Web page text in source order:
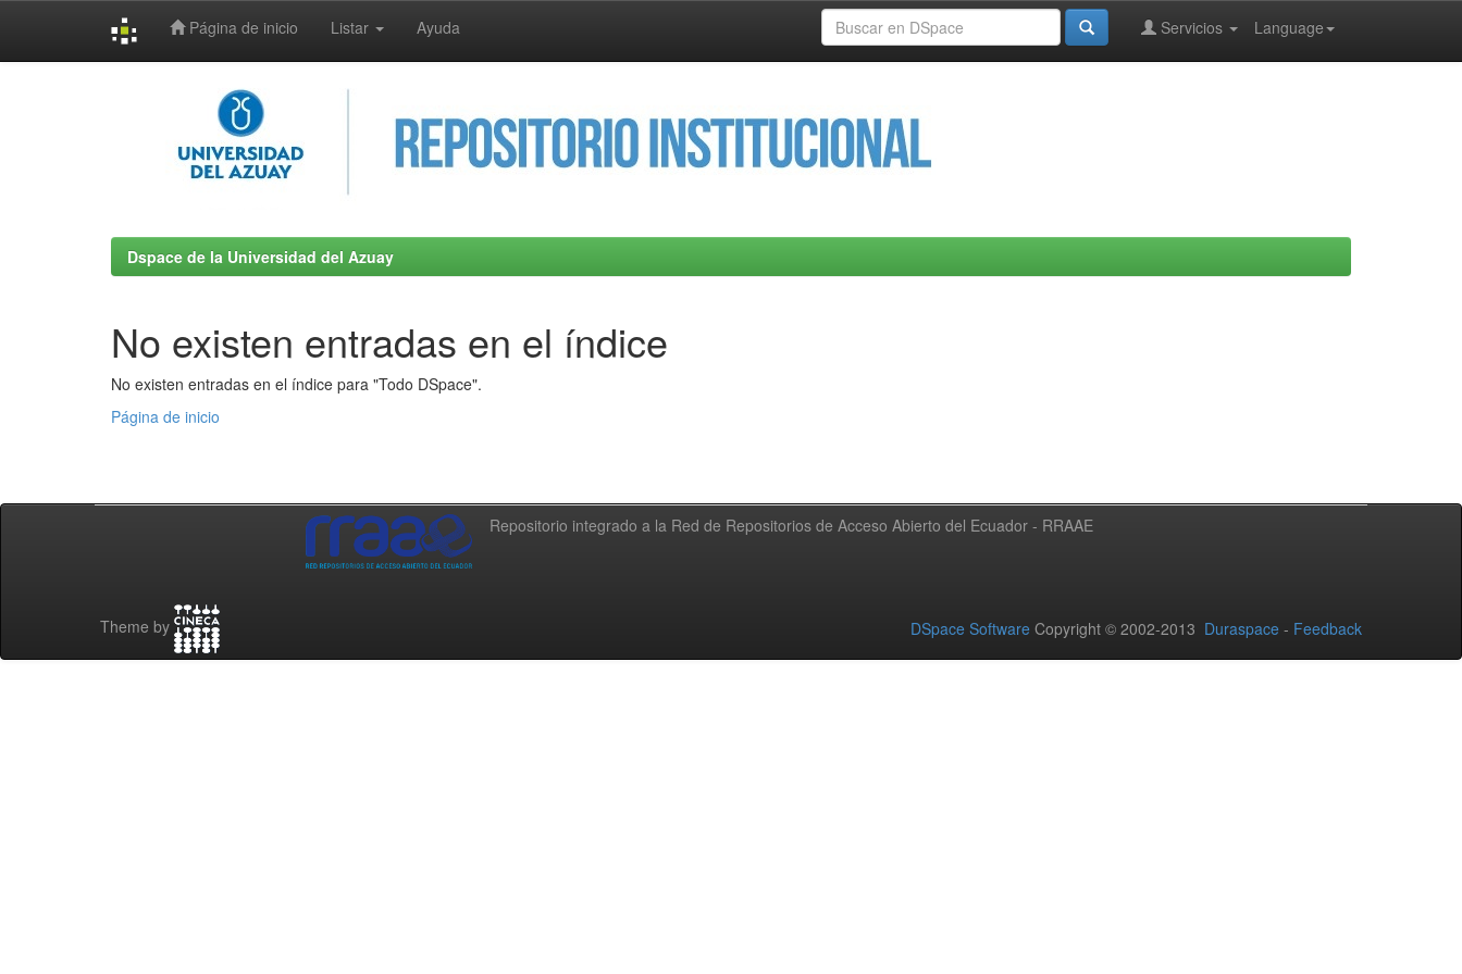
Página de inicio Listar Ayuda Language
Servicios
Dspace de la Universidad del Azuay
No existen entradas en el índice
No existen entradas en el índice para "Todo DSpace".
Página de inicio
Repositorio integrado a la Red de Repositorios de Acceso Abierto del Ecuador - RRAAE
Theme by DSpace Software Copyright © 2002-2013 Duraspace - Feedback